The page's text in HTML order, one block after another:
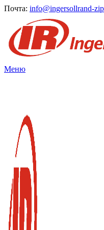
Почта: info@ingersollrand-
Меню